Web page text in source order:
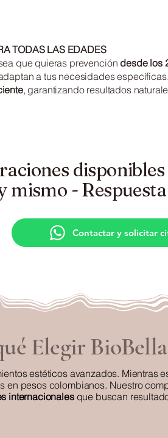
TODAS LAS EDADES
que quieras prevención desde los
a tus necesidades
, garantizando resultados
mismo -
Contactar y solicitar
Elegir
estéticos avanzados. Mientras
en pesos colombianos. Nuestro
internacionalesque buscan